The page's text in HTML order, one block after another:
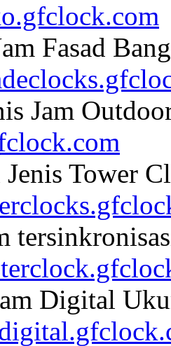
Fasad
Jam
Tower
Digital